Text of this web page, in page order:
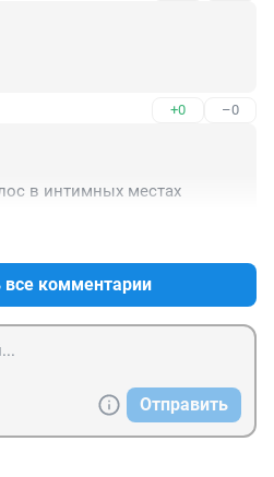
+0 –0
в интимных местах
все комментарии
Отправить